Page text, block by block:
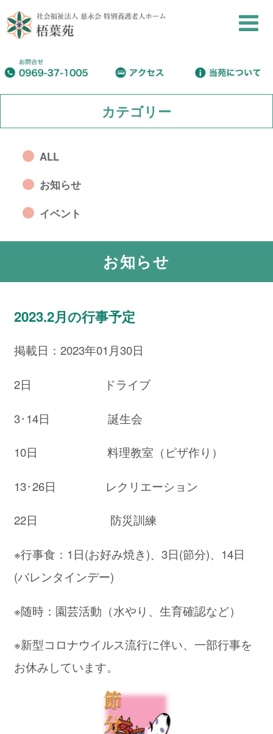
カテゴリー
ALL
お知らせ
イベント
お知らせ
2023.2月の行事予定
掲載日：2023年01月30日
2日 ドライブ
3･14日 誕生会
10日 料理教室（ピザ作り）
13･26日 レクリエーション
22日 防災訓練
※行事食：1日(お好み焼き)、3日(節分)、14日
(バレンタインデー)
※随時：園芸活動（水やり、生育確認など）
※新型コロナウイルス流行に伴い、一部行事を
お休みしています。